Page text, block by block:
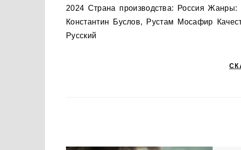
2024 Страна производства: Россия
Константин Буслов, Рустам Мосафир
Русский